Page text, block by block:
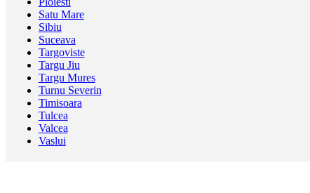
Satu Mare
Sibiu
Suceava
Targoviste
Targu Jiu
Targu Mures
Turnu Severin
Timisoara
Tulcea
Valcea
Vaslui